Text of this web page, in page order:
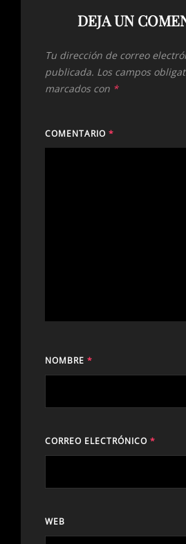
DEJA UN
Tu dirección de correo
publicada. Los campos
marcados con *
COMENTARIO *
NOMBRE *
CORREO ELECTRÓNICO *
WEB